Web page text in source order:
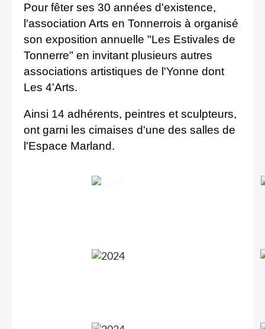
Pour fêter ses 30 années d'existence,
l'association Arts en Tonnerrois à organisé
son exposition annuelle "Les Estivales de
Tonnerre" en invitant plusieurs autres
associations artistiques de l'Yonne dont
Les 4'Arts.
Ainsi 14 adhérents, peintres et sculpteurs,
ont garni les cimaises d'une des salles de
l'Espace Marland.